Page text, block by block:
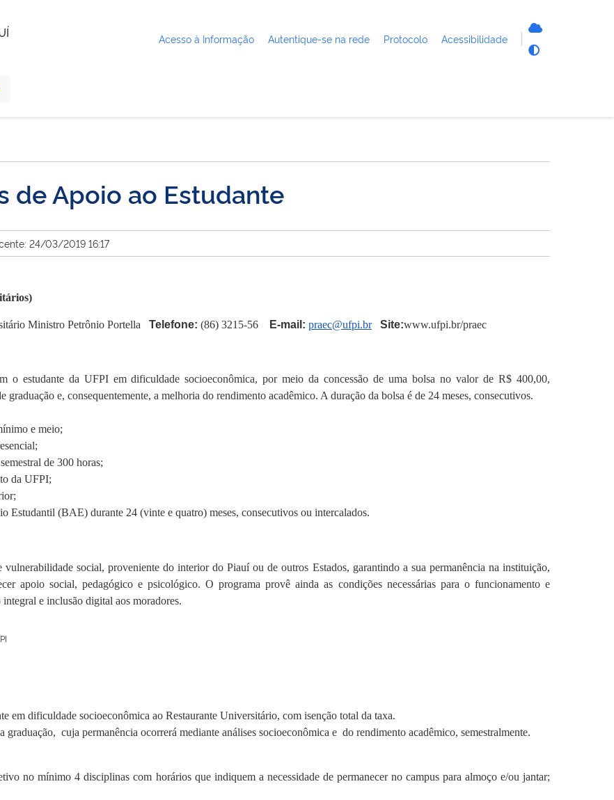
Acesso à Informação Autentique-se na rede Protocolo Acessibilidade
de Apoio ao Estudante
24/03/2019 16:17
Ministro Petrônio Portella Telefone: (86) 3215-56 E-mail: praec@ufpi.br Site:www.ufpi.br/praec
estudante da UFPI em dificuldade socioeconômica, por meio da concessão de uma bolsa no valor de R$ 400,00,
e, consequentemente, a melhoria do rendimento acadêmico. A duração da bolsa é de 24 meses, consecutivos.
e meio;
de 300 horas;
da UFPI;
Estudantil (BAE) durante 24 (vinte e quatro) meses, consecutivos ou intercalados.
social, proveniente do interior do Piauí ou de outros Estados, garantindo a sua permanência na instituição,
apoio social, pedagógico e psicológico. O programa provê ainda as condições necessárias para o funcionamento e
e inclusão digital aos moradores.
em dificuldade socioeconômica ao Restaurante Universitário, com isenção total da taxa.
cuja permanência ocorrerá mediante análises socioeconômica e do rendimento acadêmico, semestralmente.
no mínimo 4 disciplinas com horários que indiquem a necessidade de permanecer no campus para almoço e/ou jantar;